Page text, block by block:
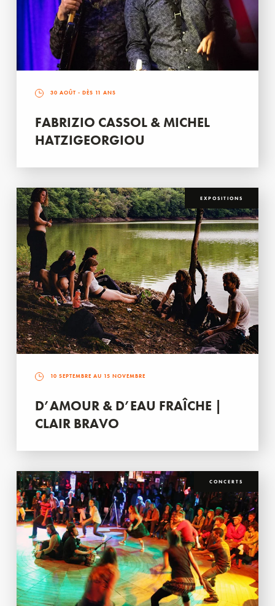
30 AOÛT - DÈS 11 ANS
FABRIZIO CASSOL & MICHEL
HATZIGEORGIOU
EXPOSITIONS
10 SEPTEMBRE AU 15 NOVEMBRE
D’AMOUR & D’EAU FRAÎCHE |
CLAIR BRAVO
CONCERTS